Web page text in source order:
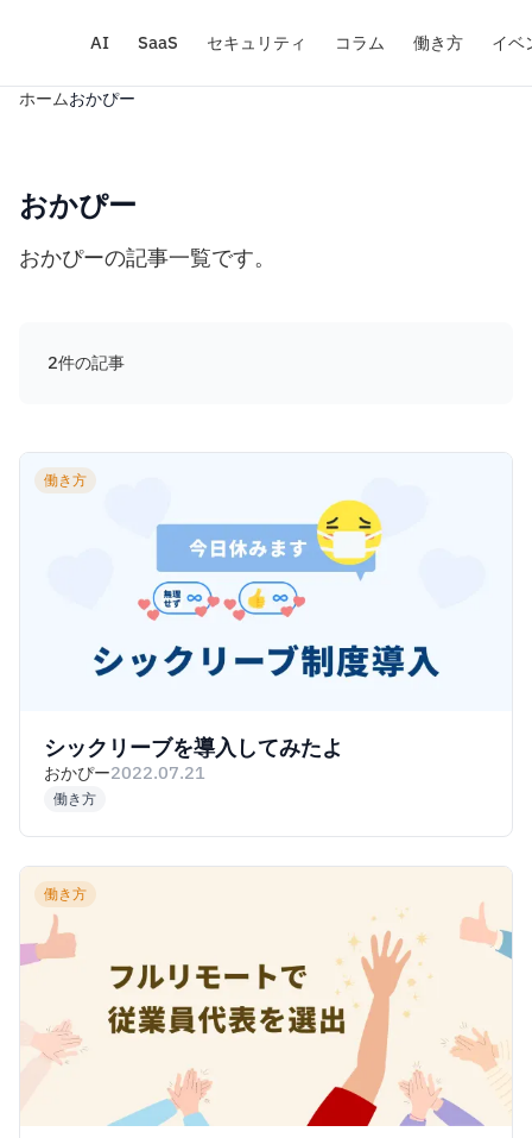
AI SaaS セキュリティ コラム 働き方 イベ
ホームおかぴー
おかぴー
おかぴーの記事一覧です。
2件の記事
働き方
シックリーブを導入してみたよ
おかぴー2022.07.21
働き方
働き方